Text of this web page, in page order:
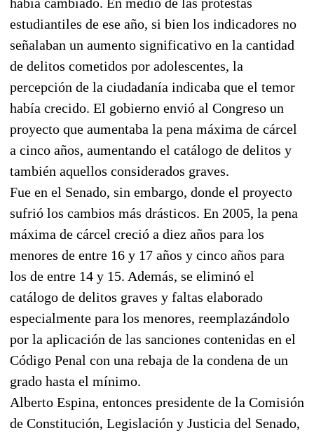
estudiantiles de ese año, si bien los indicadores no
señalaban un aumento significativo en la cantidad
de delitos cometidos por adolescentes, la
percepción de la ciudadanía indicaba que el temor
había crecido. El gobierno envió al Congreso un
proyecto que aumentaba la pena máxima de cárcel
a cinco años, aumentando el catálogo de delitos y
también aquellos considerados graves.
Fue en el Senado, sin embargo, donde el proyecto
sufrió los cambios más drásticos. En 2005, la pena
máxima de cárcel creció a diez años para los
menores de entre 16 y 17 años y cinco años para
los de entre 14 y 15. Además, se eliminó el
catálogo de delitos graves y faltas elaborado
especialmente para los menores, reemplazándolo
por la aplicación de las sanciones contenidas en el
Código Penal con una rebaja de la condena de un
grado hasta el mínimo.
Alberto Espina, entonces presidente de la Comisión
de Constitución, Legislación y Justicia del Senado,